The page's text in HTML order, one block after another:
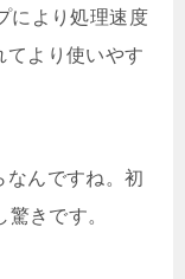
により処理速度
てより使いやす
なんですね。初
きです。